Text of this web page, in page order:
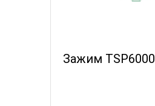
Зажим TSP6000